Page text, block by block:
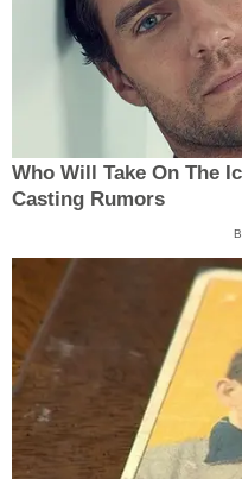
Who Will Take On The
Casting Rumors